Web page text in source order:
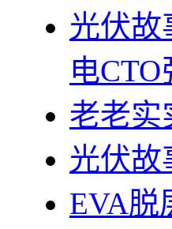
光伏故
电CTO
老老实
光伏故
EVA脱